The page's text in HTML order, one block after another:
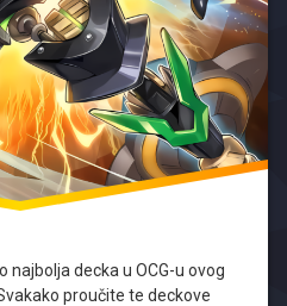
najbolja decka u OCG-u ovog
proučite te deckove